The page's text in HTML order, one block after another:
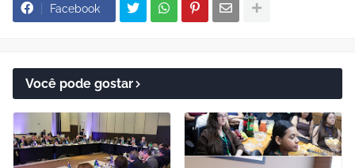
Facebook
Você pode gostar